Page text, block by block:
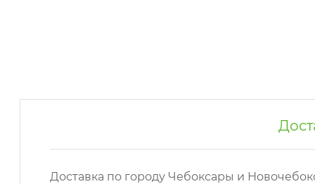
Доставка по городу Чебоксары и